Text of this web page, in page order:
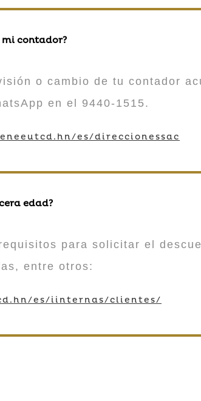
contador?
o cambio de tu contador
en el 9440-1515.
es/direccionessac
edad?
para solicitar el
entre otros:
es/iinternas/clientes/